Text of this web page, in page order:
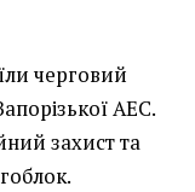
черговий
АЕС.
захист та